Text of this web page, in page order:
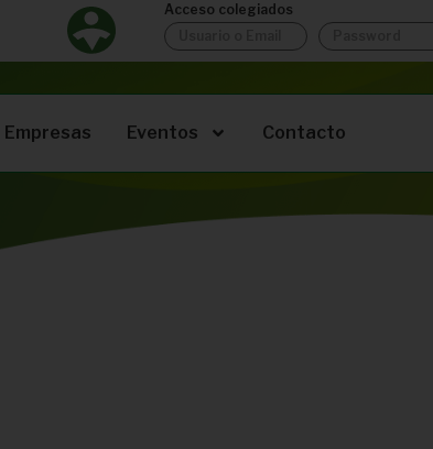
Acceso colegiados
Empresas Eventos Contacto